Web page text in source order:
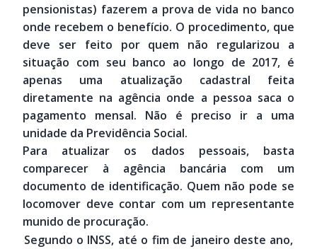
pensionistas) fazerem a prova de vida no banco
onde recebem o benefício. O procedimento, que
deve ser feito por quem não regularizou a
situação com seu banco ao longo de 2017, é
apenas uma atualização cadastral feita
diretamente na agência onde a pessoa saca o
pagamento mensal. Não é preciso ir a uma
unidade da Previdência Social.
Para atualizar os dados pessoais, basta
comparecer à agência bancária com um
documento de identificação. Quem não pode se
locomover deve contar com um representante
munido de procuração.
Segundo o INSS, até o fim de janeiro deste ano,